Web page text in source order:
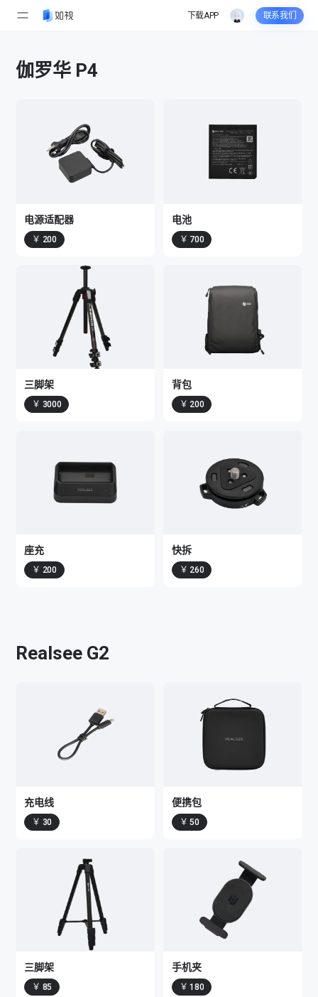
配
件
下载APP 联系我们
伽罗华 P4
电源适配器
￥ 200
电池
￥ 700
三脚架
￥ 3000
背包
￥ 200
座充
￥ 200
快拆
￥ 260
Realsee G2
充电线
￥ 30
便携包
￥ 50
三脚架
￥ 85
手机夹
￥ 180